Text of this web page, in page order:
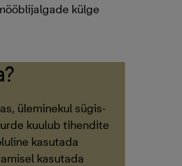
külge
üleminekul sügis-
kuulub tihendite
kasutada
kasutada